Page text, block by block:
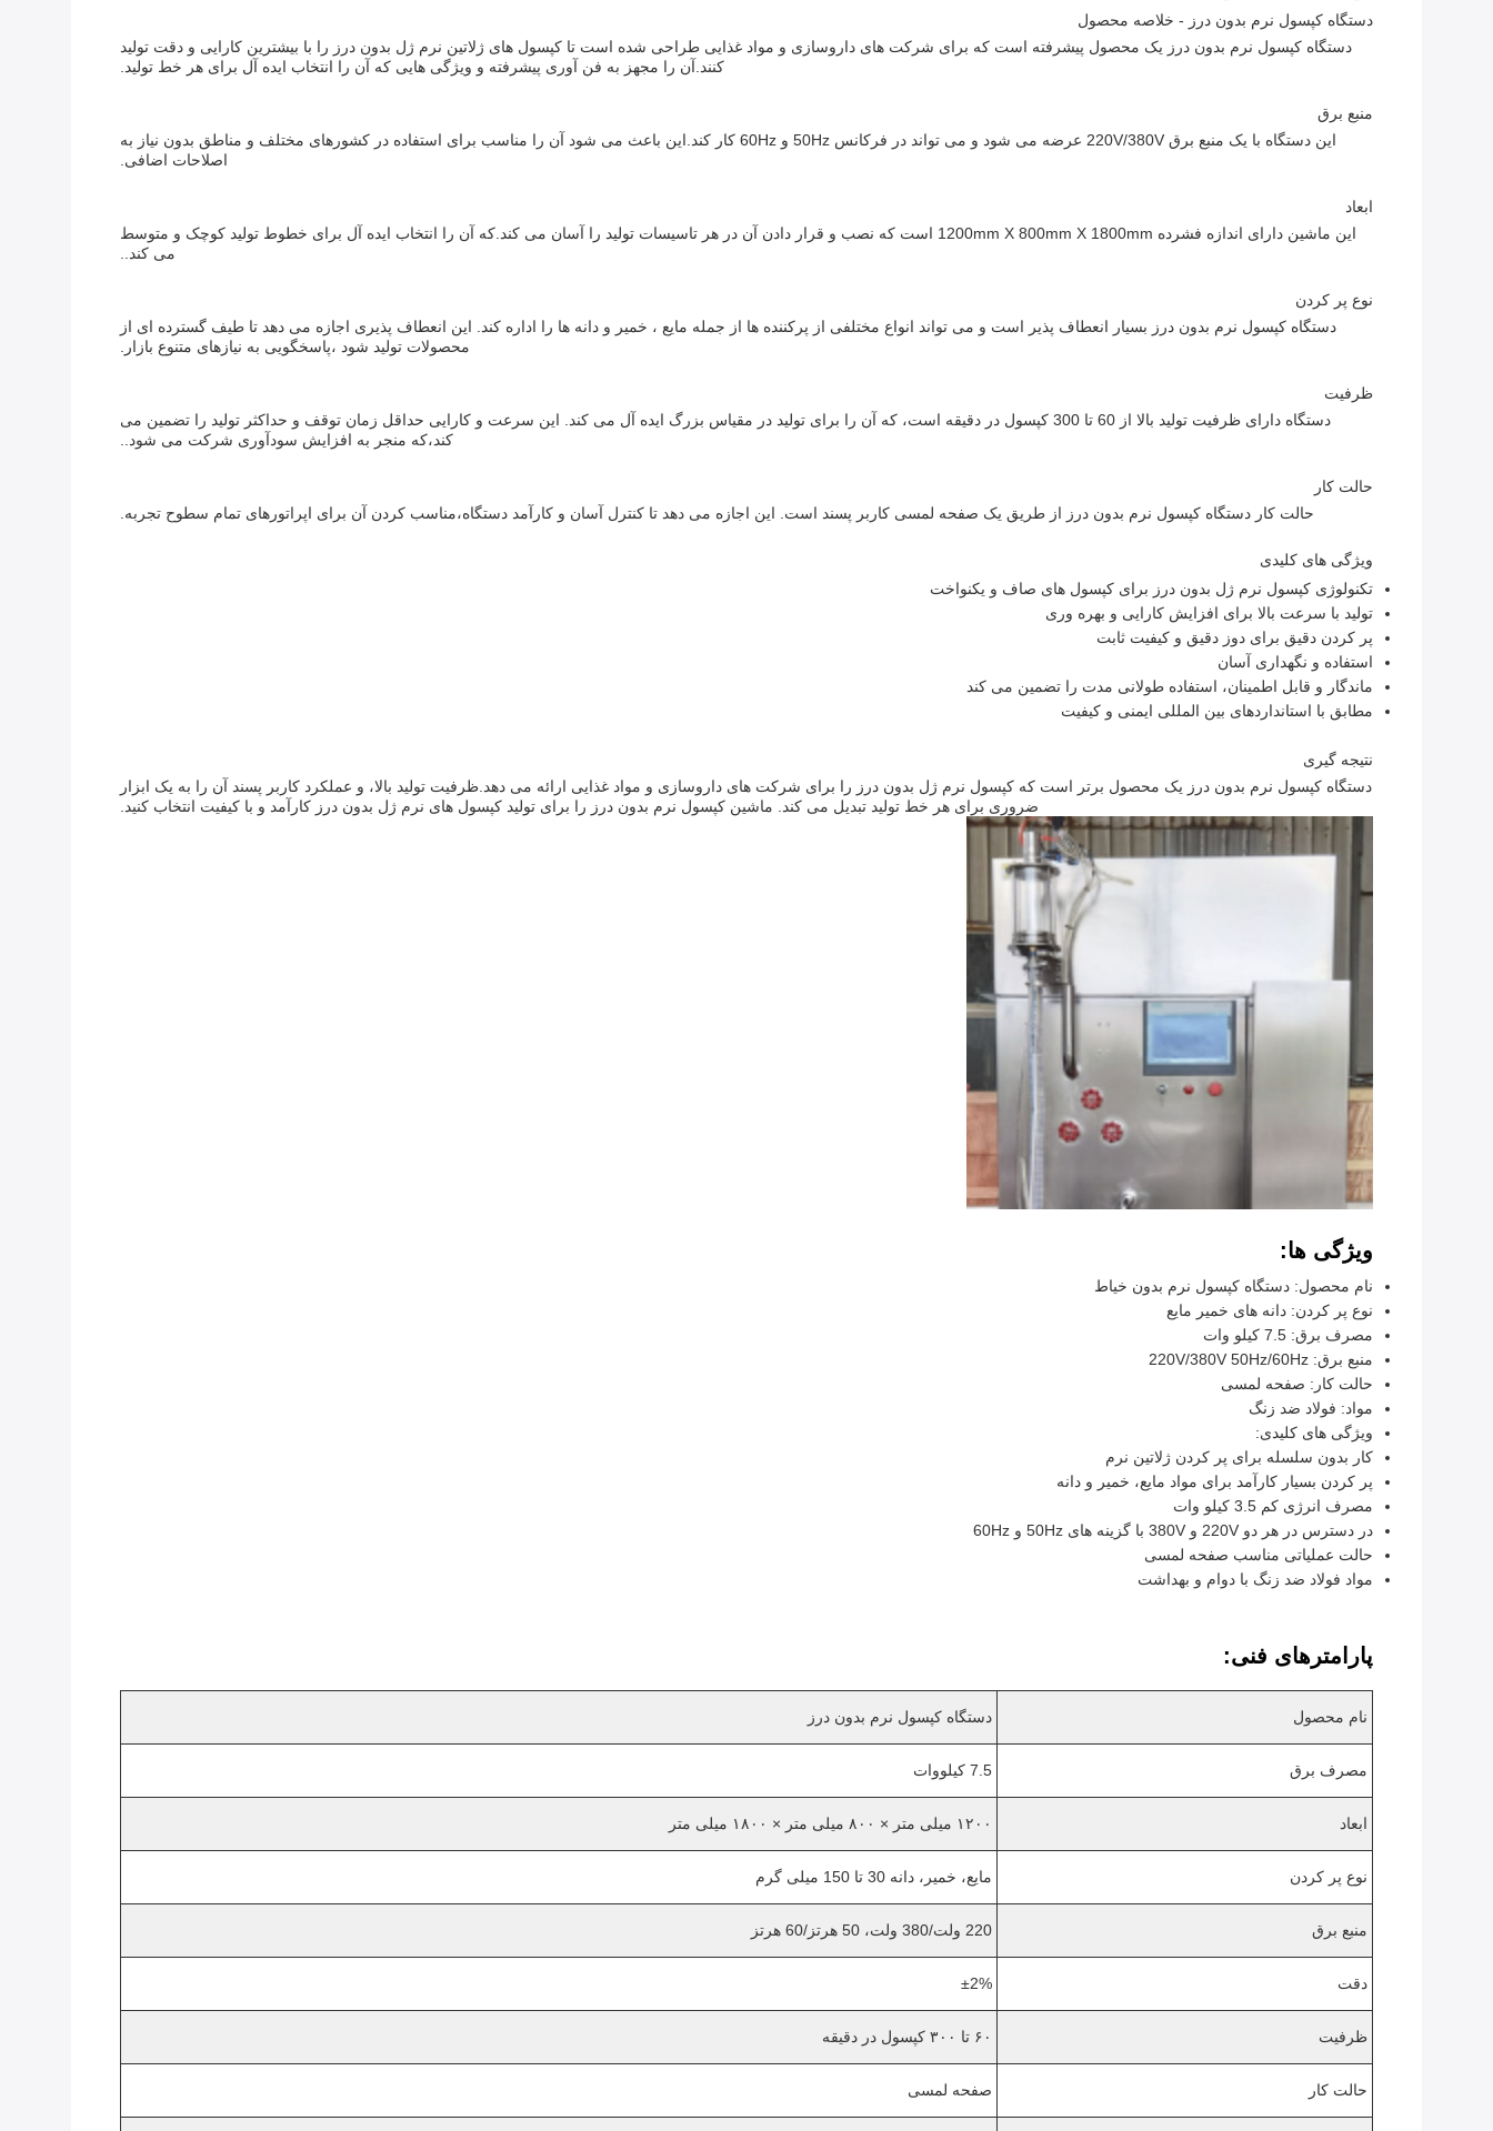
دستگاه کپسول نرم بدون درز - خلاصه محصول
دستگاه کپسول نرم بدون درز یک محصول پیشرفته است که برای شرکت های داروسازی و مواد غذایی طراحی شده است تا کپسول های ژلاتین نرم ژل بدون درز را با بیشترین کارایی و دقت تولید
کنند.آن را مجهز به فن آوری پیشرفته و ویژگی هایی که آن را انتخاب ایده آل برای هر خط تولید.
منبع برق
این دستگاه با یک منبع برق 220V/380V عرضه می شود و می تواند در فرکانس 50Hz و 60Hz کار کند.این باعث می شود آن را مناسب برای استفاده در کشورهای مختلف و مناطق بدون نیاز به
اصلاحات اضافی.
ابعاد
این ماشین دارای اندازه فشرده 1200mm X 800mm X 1800mm است که نصب و قرار دادن آن در هر تاسیسات تولید را آسان می کند.که آن را انتخاب ایده آل برای خطوط تولید کوچک و متوسط
می کند..
نوع پر کردن
دستگاه کپسول نرم بدون درز بسیار انعطاف پذیر است و می تواند انواع مختلفی از پرکننده ها از جمله مایع ، خمیر و دانه ها را اداره کند. این انعطاف پذیری اجازه می دهد تا طیف گسترده ای از
محصولات تولید شود ،پاسخگویی به نیازهای متنوع بازار.
ظرفیت
دستگاه دارای ظرفیت تولید بالا از 60 تا 300 کپسول در دقیقه است، که آن را برای تولید در مقیاس بزرگ ایده آل می کند. این سرعت و کارایی حداقل زمان توقف و حداکثر تولید را تضمین می
کند،که منجر به افزایش سودآوری شرکت می شود..
حالت کار
حالت کار دستگاه کپسول نرم بدون درز از طریق یک صفحه لمسی کاربر پسند است. این اجازه می دهد تا کنترل آسان و کارآمد دستگاه،مناسب کردن آن برای اپراتورهای تمام سطوح تجربه.
ویژگی های کلیدی
تکنولوژی کپسول نرم ژل بدون درز برای کپسول های صاف و یکنواخت
تولید با سرعت بالا برای افزایش کارایی و بهره وری
پر کردن دقیق برای دوز دقیق و کیفیت ثابت
استفاده و نگهداری آسان
ماندگار و قابل اطمینان، استفاده طولانی مدت را تضمین می کند
مطابق با استانداردهای بین المللی ایمنی و کیفیت
نتیجه گیری
دستگاه کپسول نرم بدون درز یک محصول برتر است که کپسول نرم ژل بدون درز را برای شرکت های داروسازی و مواد غذایی ارائه می دهد.ظرفیت تولید بالا، و عملکرد کاربر پسند آن را به یک ابزار
ضروری برای هر خط تولید تبدیل می کند. ماشین کپسول نرم بدون درز را برای تولید کپسول های نرم ژل بدون درز کارآمد و با کیفیت انتخاب کنید.
ویژگی ها:
نام محصول: دستگاه کپسول نرم بدون خیاط
نوع پر کردن: دانه های خمیر مایع
مصرف برق: 7.5 کیلو وات
منبع برق: 220V/380V 50Hz/60Hz
حالت کار: صفحه لمسی
مواد: فولاد ضد زنگ
ویژگی های کلیدی:
کار بدون سلسله برای پر کردن ژلاتین نرم
پر کردن بسیار کارآمد برای مواد مایع، خمیر و دانه
مصرف انرژی کم 3.5 کیلو وات
در دسترس در هر دو 220V و 380V با گزینه های 50Hz و 60Hz
حالت عملیاتی مناسب صفحه لمسی
مواد فولاد ضد زنگ با دوام و بهداشت
پارامترهای فنی:
نام محصول دستگاه کپسول نرم بدون درز
مصرف برق 7.5 کیلووات
ابعاد ۱۲۰۰ میلی متر × ۸۰۰ میلی متر × ۱۸۰۰ میلی متر
نوع پر کردن مایع، خمیر، دانه 30 تا 150 میلی گرم
منبع برق 220 ولت/380 ولت، 50 هرتز/60 هرتز
دقت ±2%
ظرفیت ۶۰ تا ۳۰۰ کپسول در دقیقه
حالت کار صفحه لمسی